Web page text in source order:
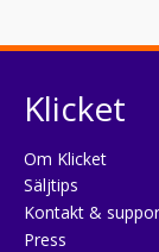
Klicket
Om Klicket
Säljtips
Kontakt &
Press